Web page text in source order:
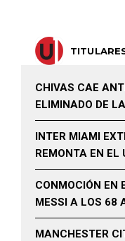
CHIVAS CAE
ELIMINADO DE
INTER MIAMI
REMONTA EN EL
CONMOCIÓN EN
MESSI A LOS 68
MANCHESTER